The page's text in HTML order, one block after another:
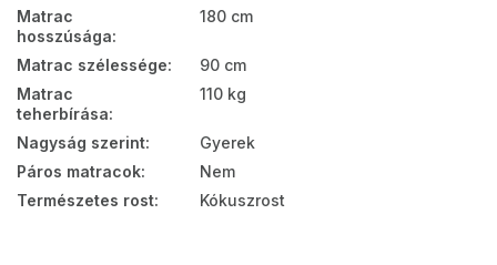
Matrac
hosszúsága:
180 cm
Matrac szélessége:
90 cm
Matrac
teherbírása:
110 kg
Nagyság szerint:
Gyerek
Páros matracok:
Nem
Természetes rost: Kókuszrost